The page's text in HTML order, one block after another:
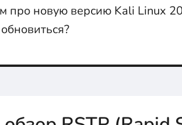
про новую версию Kali Linux